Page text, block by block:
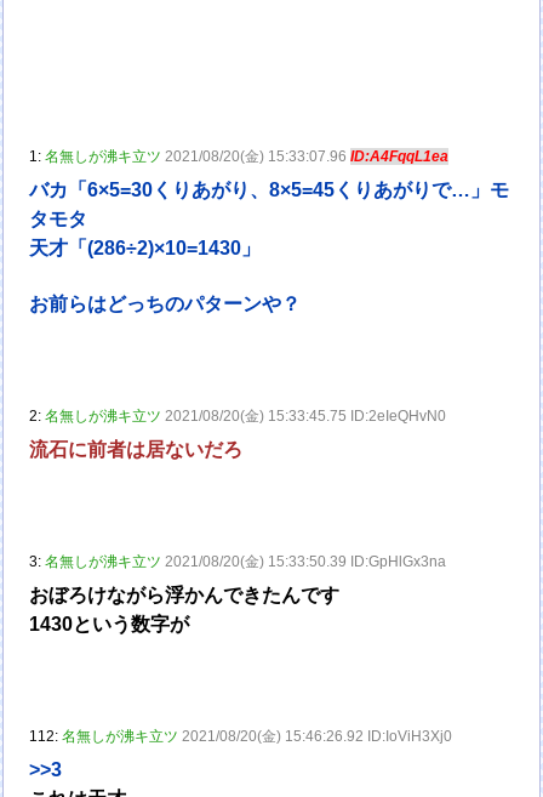
1:名無しが沸キ立ツ 2021/08/20(金) 15:33:07.96ID:A4FqqL1ea
バカ「6×5=30くりあがり、8×5=45くりあがりで…」モ
タモタ
天才「(286÷2)×10=1430」
お前らはどっちのパターンや？
2:名無しが沸キ立ツ 2021/08/20(金) 15:33:45.75 ID:2eIeQHvN0
流石に前者は居ないだろ
3:名無しが沸キ立ツ 2021/08/20(金) 15:33:50.39 ID:GpHlGx3na
おぼろけながら浮かんできたんです
1430という数字が
112:名無しが沸キ立ツ 2021/08/20(金) 15:46:26.92 ID:IoViH3Xj0
>>3